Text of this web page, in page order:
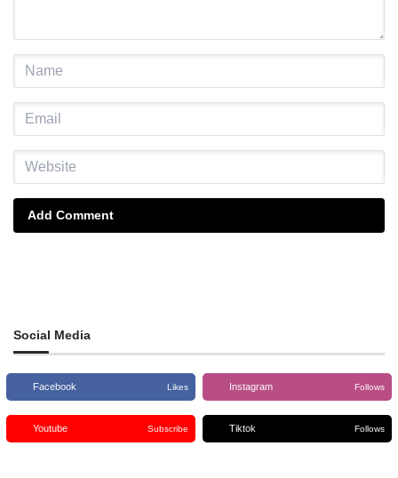
Add Comment
Social Media
Facebook Likes Instagram Follows
Youtube Subscribe Tiktok Follows